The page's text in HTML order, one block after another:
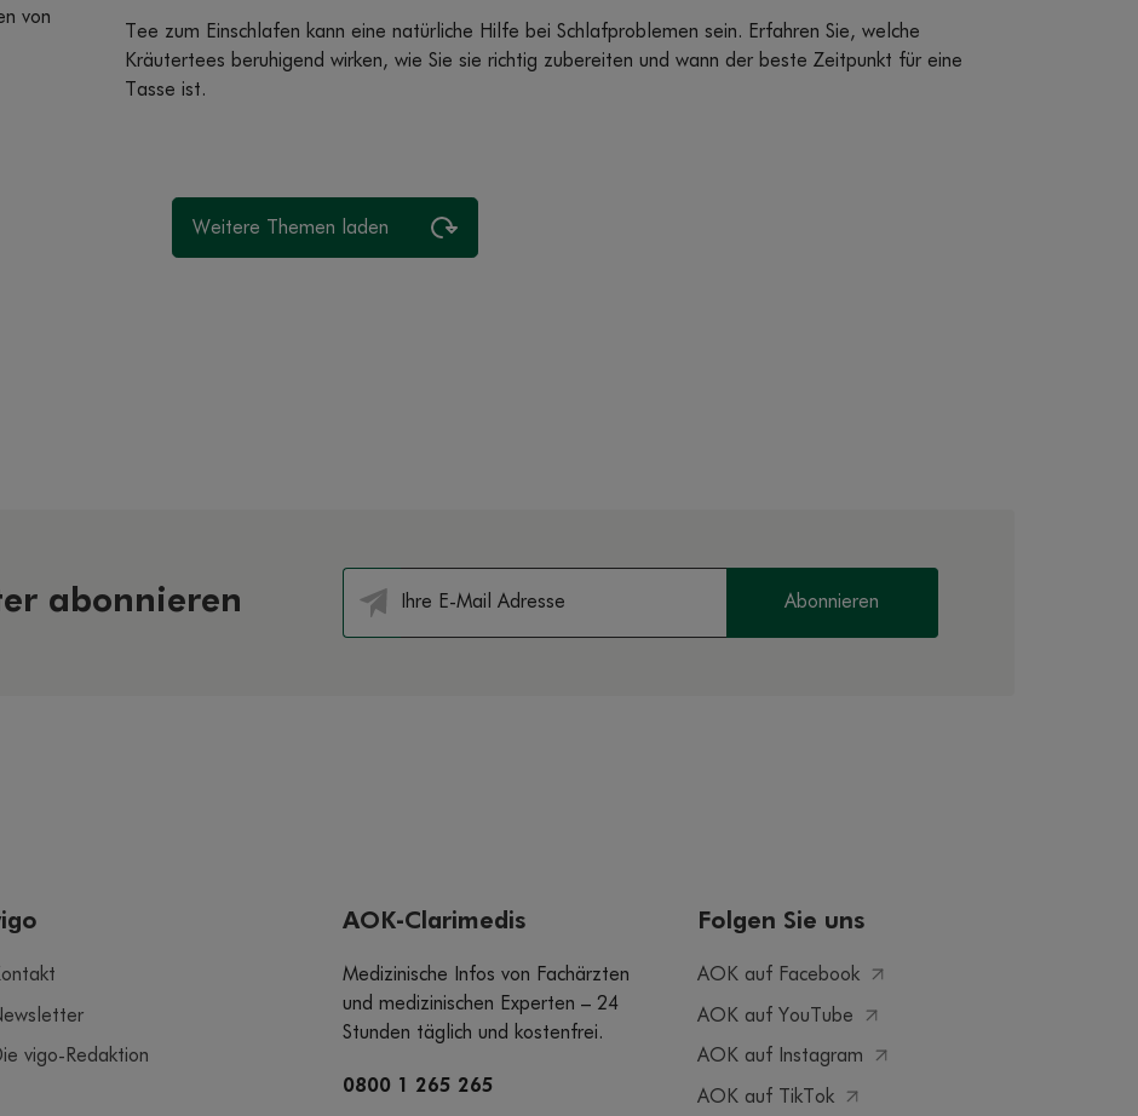
von
Tee zum Einschlafen kann eine natürliche Hilfe bei Schlafproblemen sein. Erfahren Sie, welche
Kräutertees beruhigend wirken, wie Sie sie richtig zubereiten und wann der beste Zeitpunkt für eine
Tasse ist.
Weitere Themen laden
abonnieren Abonnieren
vigo-Redaktion
AOK-Clarimedis
Medizinische Infos von Fachärzten
und medizinischen Experten – 24
Stunden täglich und kostenfrei.
0800 1 265 265
Folgen Sie uns
AOK auf Facebook
AOK auf YouTube
AOK auf Instagram
AOK auf TikTok